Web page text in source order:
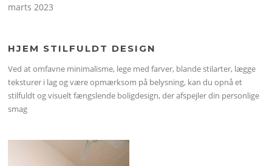
marts 2023
HJEM STILFULDT DESIGN
Ved at omfavne minimalisme, lege med farver, blande stilarter, lægge
teksturer i lag og være opmærksom på belysning, kan du opnå et
stilfuldt og visuelt fængslende boligdesign, der afspejler din personlige
smag